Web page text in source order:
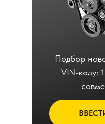
Подбор
VIN-коду: